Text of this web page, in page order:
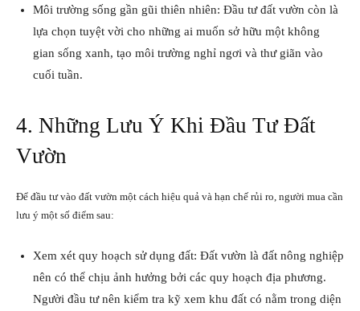
Môi trường sống gần gũi thiên nhiên: Đầu tư đất vườn còn là
lựa chọn tuyệt vời cho những ai muốn sở hữu một không
gian sống xanh, tạo môi trường nghỉ ngơi và thư giãn vào
cuối tuần.
4. Những Lưu Ý Khi Đầu Tư Đất
Vườn
Để đầu tư vào đất vườn một cách hiệu quả và hạn chế rủi ro, người mua cần
lưu ý một số điểm sau:
Xem xét quy hoạch sử dụng đất: Đất vườn là đất nông nghiệp
nên có thể chịu ảnh hưởng bởi các quy hoạch địa phương.
Người đầu tư nên kiểm tra kỹ xem khu đất có nằm trong diện